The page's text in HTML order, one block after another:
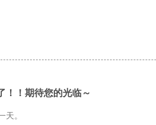
！！期待您的光临～
天。